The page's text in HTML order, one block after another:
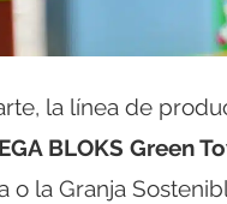
la línea de
BLOKS Green
o la Granja